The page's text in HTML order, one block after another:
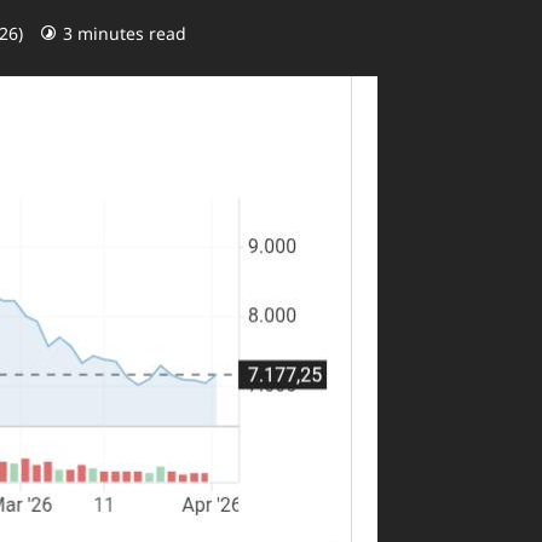
3 minutes read